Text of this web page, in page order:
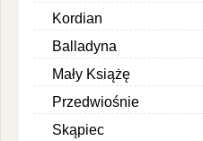
Kordian
Balladyna
Mały Książę
Przedwiośnie
Skąpiec